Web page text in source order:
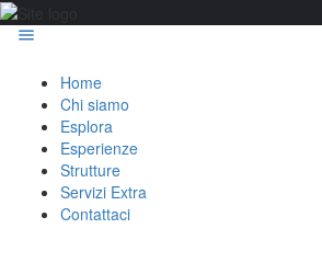
Home
Chi siamo
Esplora
Esperienze
Strutture
Servizi Extra
Contattaci